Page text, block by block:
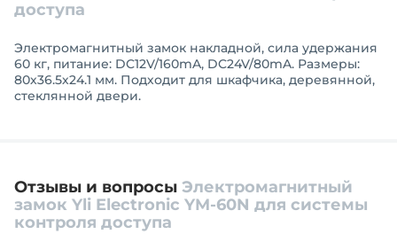
доступа
Электромагнитный замок накладной, сила удержания
60 кг, питание: DC12V/160mA, DC24V/80mA. Размеры:
80х36.5х24.1 мм. Подходит для шкафчика, деревянной,
стеклянной двери.
Отзывы и вопросы Электромагнитный
замок Yli Electronic YM-60N для системы
контроля доступа